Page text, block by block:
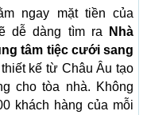
ngay mặt tiền của
dễ dàng tìm ra
Nhà
tâm tiệc cưới sang
kế từ Châu Âu tạo
cho tòa nhà. Không
khách hàng của mỗi